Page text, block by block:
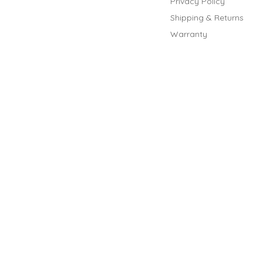
Shipping & Returns
Warranty